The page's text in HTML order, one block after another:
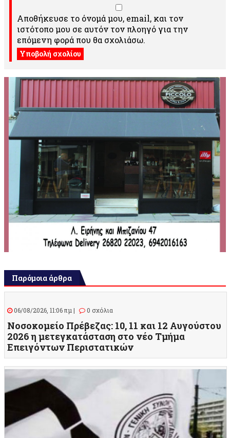
Αποθήκευσε το όνομά μου, email, και τον
ιστότοπο μου σε αυτόν τον πλοηγό για την
επόμενη φορά που θα σχολιάσω.
Παρόμοια άρθρα
06/08/2026, 11:06 πμ | 0 σχόλια
Νοσοκομείο Πρέβεζας: 10, 11 και 12 Αυγούστου
2026 η μετεγκατάσταση στο νέο Τμήμα
Επειγόντων Περιστατικών